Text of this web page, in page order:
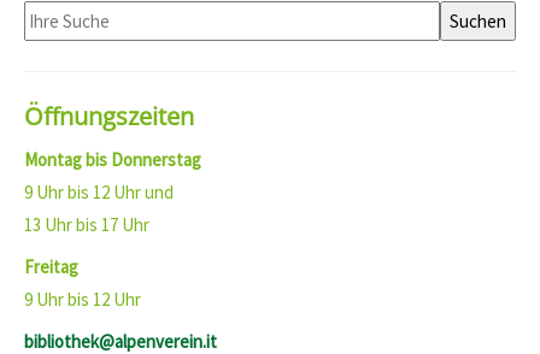
S
u
h
e
Suchen
Öffnungszeiten
Montag bis Donnerstag
9 Uhr bis 12 Uhr und
13 Uhr bis 17 Uhr
Freitag
9 Uhr bis 12 Uhr
bibliothek@alpenverein.it